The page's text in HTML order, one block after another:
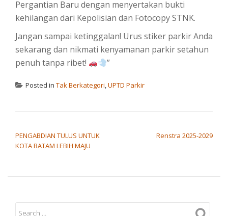
Pergantian Baru dengan menyertakan bukti
kehilangan dari Kepolisian dan Fotocopy STNK.
Jangan sampai ketinggalan! Urus stiker parkir Anda
sekarang dan nikmati kenyamanan parkir setahun
penuh tanpa ribet!
”
Posted in Tak Berkategori,UPTD Parkir
PENGABDIAN TULUS UNTUK
KOTA BATAM LEBIH MAJU
Renstra 2025-2029